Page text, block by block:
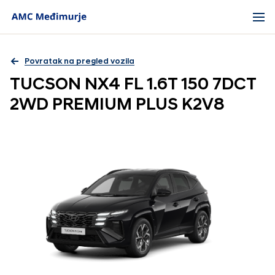
Povratak na pregled vozila
TUCSON NX4 FL 1.6T 150 7DCT
2WD PREMIUM PLUS K2V8